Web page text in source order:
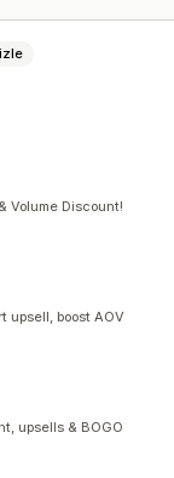
Volume Discount!
upsell, boost AOV
upsells & BOGO